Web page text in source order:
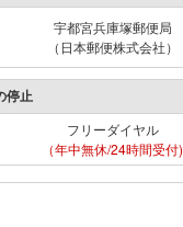
宇都宮兵庫塚郵便局
（日本郵便株式会社）
停止
フリーダイヤル
（年中無休/24時間受付)